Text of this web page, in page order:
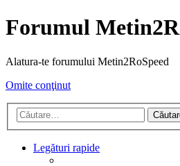
Forumul
Alatura-te forumului Metin2RoSpeed
Omite conţinut
Legături rapide